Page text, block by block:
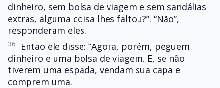
dinheiro, sem bolsa de viagem e sem sandálias
extras, alguma coisa lhes faltou?”. “Não”,
responderam eles.
36
Então ele disse: “Agora, porém, peguem
dinheiro e uma bolsa de viagem. E, se não
tiverem uma espada, vendam sua capa e
comprem uma.